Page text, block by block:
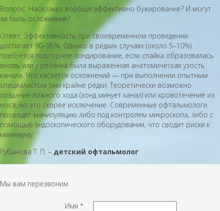
Вопрос: Насколько вообще эффективно бужирование? И могут
ли быть осложнения?
Ответ: Эффективность при своевременном проведении
достигает 90–95%. Однако в редких случаях (около 5–10%)
требуется повторное зондирование, если спайка образовалась
вновь или у ребёнка была выраженная анатомическая узость
канала. Что касается осложнений — при выполнении опытным
специалистом они крайне редки. Теоретически возможно
создание ложного хода (зонд минует канал) или кровотечение из
носа, но это скорее исключение. Современные офтальмологи
проводят манипуляцию либо под контролем микроскопа, либо с
помощью эндоскопического оборудования, что сводит риски к
минимуму.
Рубанова Т. П. – детский офтальмолог
Мы вам перезвоним
Имя*